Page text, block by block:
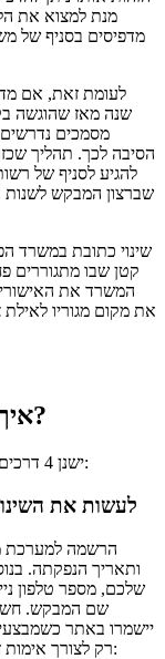
מנת למצוא את
מדפיסים בסניף של
לעומת זאת, אם
שנה מאז שהוגשה
מסמכים נדרשים
הסיבה לכך. תהליך
להגיע לסניף של
שברצון המבקש לשנות
שינוי כתובת במשרד
המשרד את
את מקום מגוריו
איך מעדכנים כתובת במשרד הפנים?
ישנן 4 דרכים לשנות את הכתובת שמופיעה במרשם האוכלוסין:
1. לעשות את
הרשמה למערכת
ותאריך הנפקתה.
שלכם, מספר טלפון
שם המבקש.
יישמרו באתר
רק לצורך אימות זיהוי. תהליך ההרשמה למערכת נעשה באופן הבא: